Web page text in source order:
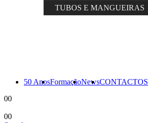
TUBOS E MANGUEIRAS
50 AnosFormaçãoNewsCONTACTOS
00
00